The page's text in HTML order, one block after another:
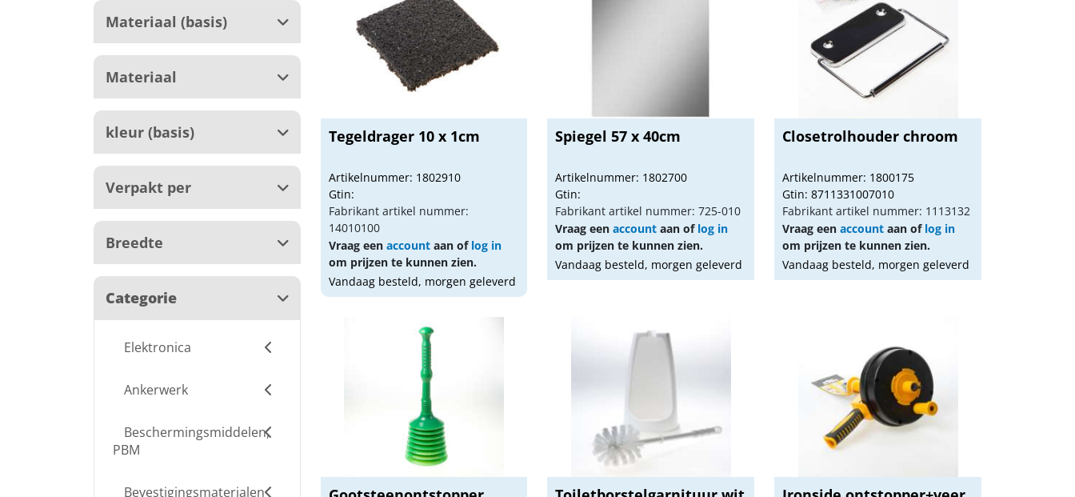
Materiaal (basis)
Materiaal
kleur (basis)
Verpakt per
Breedte
Categorie
Elektronica
Ankerwerk
Beschermingsmiddelen,
PBM
Bevestigingsmaterialen
Tegeldrager 10 x 1cm
Artikelnummer: 1802910
Gtin:
Fabrikant artikel nummer:
14010100
Vraag een accountaan of log in
om prijzen te kunnen zien.
Vandaag besteld, morgen geleverd
Spiegel 57 x 40cm
Artikelnummer: 1802700
Gtin:
Fabrikant artikel nummer: 725-010
Vraag eenaccount aan of log in
om prijzen te kunnen zien.
Vandaag besteld, morgen geleverd
Closetrolhouder chroom
Artikelnummer: 1800175
Gtin: 8711331007010
Fabrikant artikel nummer: 1113132
Vraag eenaccount aan of log in
om prijzen te kunnen zien.
Vandaag besteld, morgen geleverd